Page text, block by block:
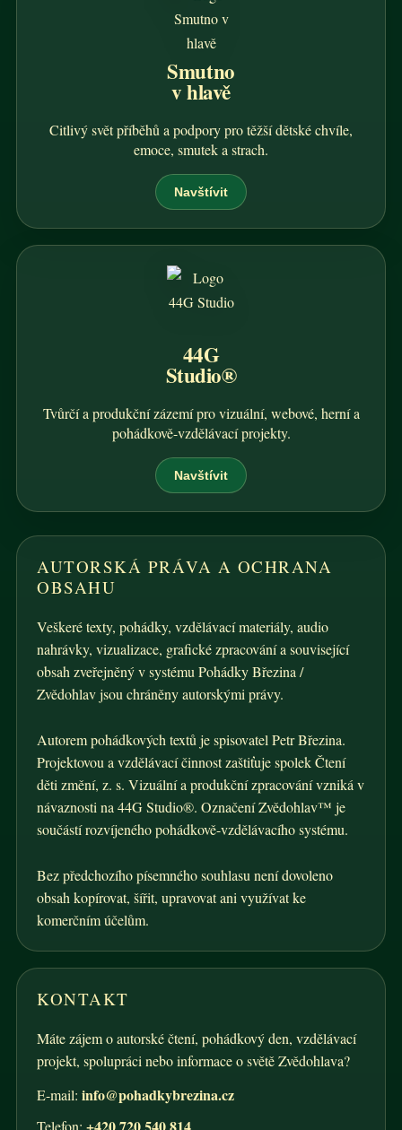
Smutno
v hlavě
Citlivý svět příběhů a podpory pro těžší dětské chvíle,
emoce, smutek a strach.
Navštívit
44G
Studio®
Tvůrčí a produkční zázemí pro vizuální, webové, herní a
pohádkově-vzdělávací projekty.
Navštívit
AUTORSKÁ PRÁVA A OCHRANA
OBSAHU
Veškeré texty, pohádky, vzdělávací materiály, audio
nahrávky, vizualizace, grafické zpracování a související
obsah zveřejněný v systému Pohádky Březina /
Zvědohlav jsou chráněny autorskými právy.
Autorem pohádkových textů je spisovatel Petr Březina.
Projektovou a vzdělávací činnost zaštiťuje spolek Čtení
děti změní, z. s. Vizuální a produkční zpracování vzniká v
návaznosti na 44G Studio®. Označení Zvědohlav™ je
součástí rozvíjeného pohádkově-vzdělávacího systému.
Bez předchozího písemného souhlasu není dovoleno
obsah kopírovat, šířit, upravovat ani využívat ke
komerčním účelům.
KONTAKT
Máte zájem o autorské čtení, pohádkový den, vzdělávací
projekt, spolupráci nebo informace o světě Zvědohlava?
E-mail: info@pohadkybrezina.cz
Telefon: